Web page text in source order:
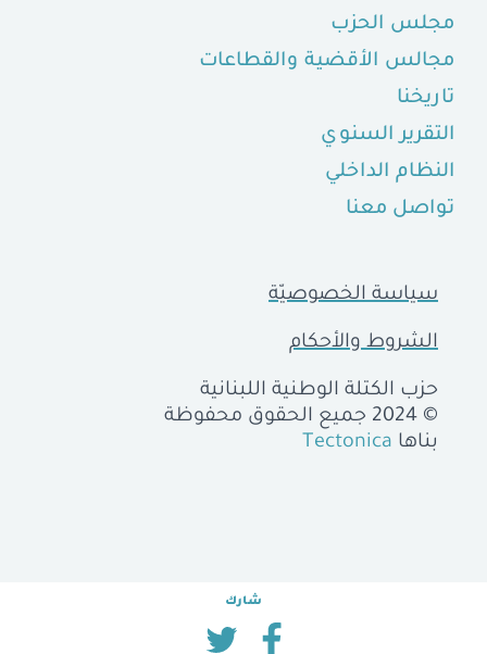
شارك
مجلس الحزب
مجالس الأقضية والقطاعات
تاريخنا
التقرير السنوي
النظام الداخلي
تواصل معنا
سياسة الخصوصيّة
الشروط والأحكام
حزب الكتلة الوطنية اللبنانية
© 2024 جميع الحقوق محفوظة
بناها Tectonica